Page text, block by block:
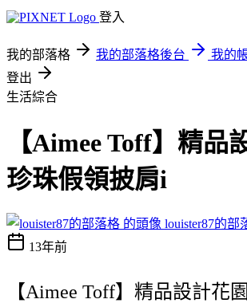
登入
我的部落格 我的部落格後台
我的
登出
生活綜合
【Aimee Toff】精品
珍珠假領披肩i
louister87的部
13年前
【Aimee Toff】精品設計花